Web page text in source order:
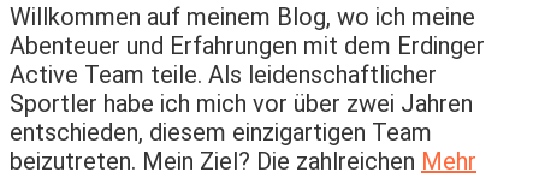
Willkommen auf meinem Blog, wo ich meine
Abenteuer und Erfahrungen mit dem Erdinger
Active Team teile. Als leidenschaftlicher
Sportler habe ich mich vor über zwei Jahren
entschieden, diesem einzigartigen Team
beizutreten. Mein Ziel? Die zahlreichen Mehr